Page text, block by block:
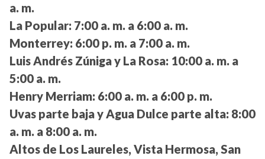
a. m.
La Popular: 7:00 a. m. a 6:00 a. m.
Monterrey: 6:00 p. m. a 7:00 a. m.
Luis Andrés Zúniga y La Rosa: 10:00 a. m. a
5:00 a. m.
Henry Merriam: 6:00 a. m. a 6:00 p. m.
Uvas parte baja y Agua Dulce parte alta: 8:00
a. m. a 8:00 a. m.
Altos de Los Laureles, Vista Hermosa, San